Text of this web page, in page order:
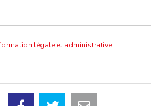
légale et administrative